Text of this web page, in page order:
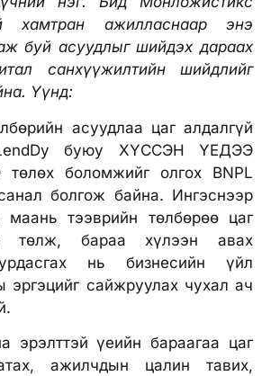
хамтран ажилласнаар энэ
буй асуудлыг шийдэх дараах
санхүүжилтийн шийдлийг
Үүнд:
асуудлаа цаг алдалгүй
буюу ХҮССЭН ҮЕДЭЭ
боломжийг олгох BNPL
болгож байна. Ингэснээр
маань тээврийн төлбөрөө цаг
төлж, бараа хүлээн авах
нь бизнесийн үйл
эргэцийг сайжруулах чухал ач
эрэлттэй үеийн бараагаа цаг
ажилчдын цалин тавих,